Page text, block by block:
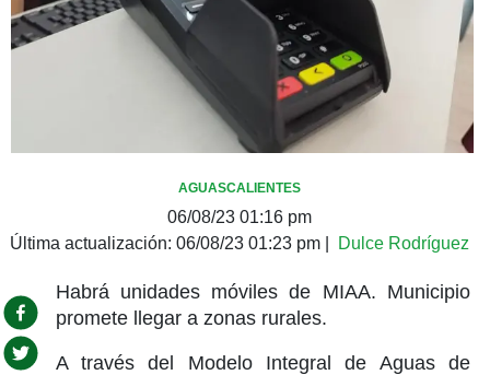
AGUASCALIENTES
06/08/23 01:16 pm
Última actualización: 06/08/23 01:23 pm Dulce Rodríguez
Habrá unidades móviles de MIAA. Municipio
promete llegar a zonas rurales.
A través del Modelo Integral de Aguas de